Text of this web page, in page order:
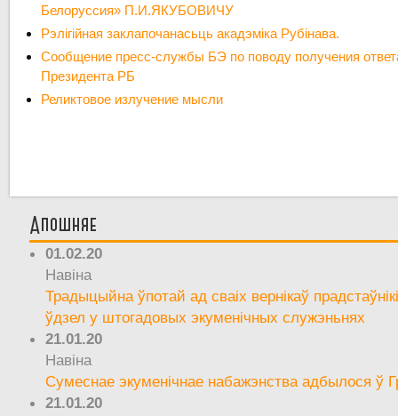
Белоруссия» П.И.ЯКУБОВИЧУ
Рэлігійная заклапочанасьць акадэміка Рубінава.
Сообщение пресс-службы БЭ по поводу получения
Президента РБ
Реликтовое излучение мысли
Апошняе
01.02.20
Навіна
Традыцыйна ўпотай ад сваіх вернікаў
ўдзел у штогадовых экуменічных служэньнях
21.01.20
Навіна
Сумеснае экуменічнае набажэнства адбылося ў
21.01.20